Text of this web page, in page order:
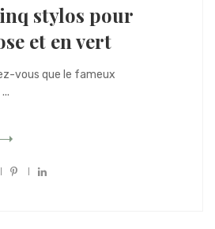
stylos pour
et en vert
vous que le fameux